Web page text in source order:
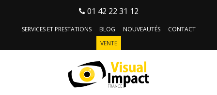
01 42 22 31 12
SERVICES ET PRESTATIONS BLOG NOUVEAUTÉS
CONTACT
VENTE